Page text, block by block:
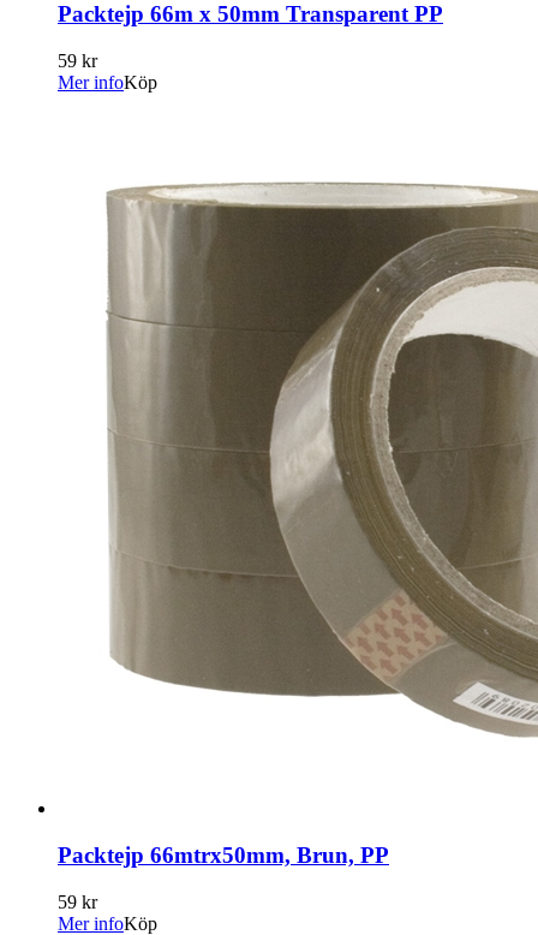
Packtejp 66m x 50mm Transparent PP
59 kr
Mer infoKöp
Packtejp 66mtrx50mm, Brun, PP
59 kr
Mer infoKöp